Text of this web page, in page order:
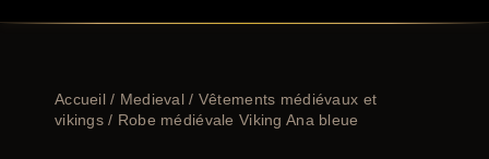
Accueil/ Medieval / Vêtements médiévaux et
vikings/ Robe médiévale Viking Ana bleue